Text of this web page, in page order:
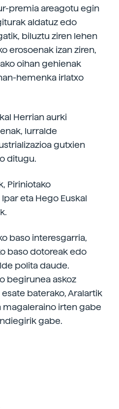
premia areagotu egin
aldatuz edo
biluztu ziren lehen
erosoenak izan ziren,
oihan gehienak
hemenka irlatxo
Herrian aurki
lurralde
gutxien
ditugu.
Piriniotako
eta Hego Euskal
baso interesgarria,
baso dotoreak edo
polita daude.
begirunea askoz
baterako, Aralartik
magaleraino irten gabe
gabe.